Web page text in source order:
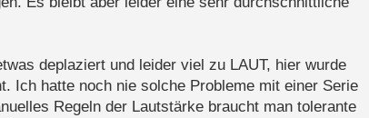
deplaziert und leider viel zu LAUT, hier wurde
Ich hatte noch nie solche Probleme mit einer Serie
Regeln der Lautstärke braucht man tolerante